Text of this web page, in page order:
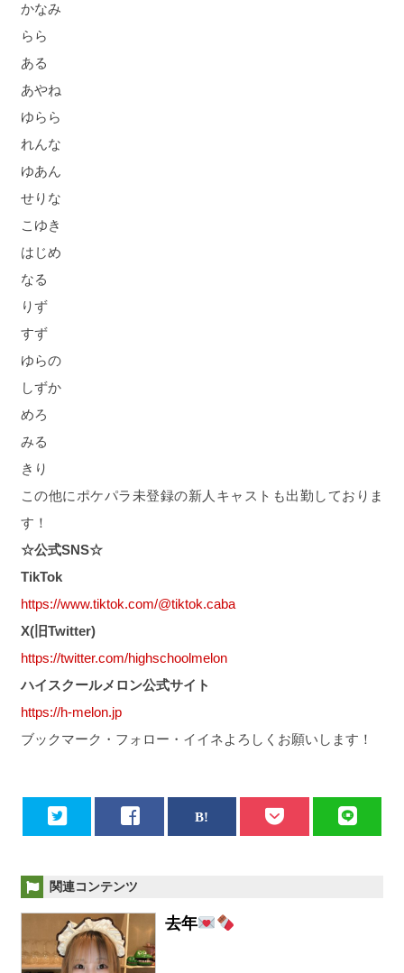
かなみ
らら
ある
あやね
ゆらら
れんな
ゆあん
せりな
こゆき
はじめ
なる
りず
すず
ゆらの
しずか
めろ
みる
きり
この他にポケパラ未登録の新人キャストも出勤しておりま
す！
☆公式SNS☆
TikTok
https://www.tiktok.com/@tiktok.caba
X(旧Twitter)
https://twitter.com/highschoolmelon
ハイスクールメロン公式サイト
https://h-melon.jp
ブックマーク・フォロー・イイネよろしくお願いします！
関連コンテンツ
去年